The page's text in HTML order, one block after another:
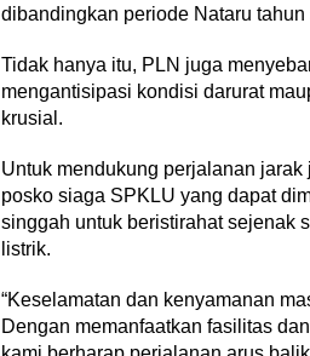
dibandingkan periode Nataru tahun
Tidak hanya itu, PLN juga
mengantisipasi kondisi darurat
krusial.
Untuk mendukung perjalanan
posko siaga SPKLU yang dapat
singgah untuk beristirahat sejenak
listrik.
“Keselamatan dan kenyamanan
Dengan memanfaatkan fasilitas